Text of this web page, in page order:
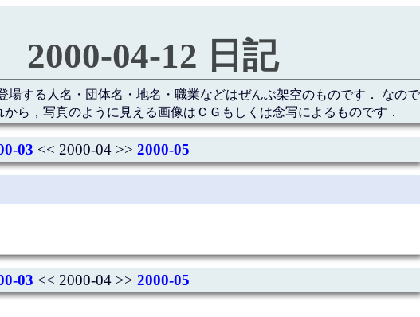
2000-04-12 日記
場する人名・団体名・地名・職業などはぜんぶ架空のものです． なの
ら，写真のように見える画像はＣＧもしくは念写によるものです．
03 << 2000-04 >> 2000-05
03 << 2000-04 >> 2000-05